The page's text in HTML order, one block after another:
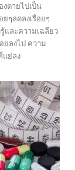
ตายไปเป็น
ๆลดลงเรื่อยๆ
และความเฉลียว
ยลงไป ความ
แย่ลง